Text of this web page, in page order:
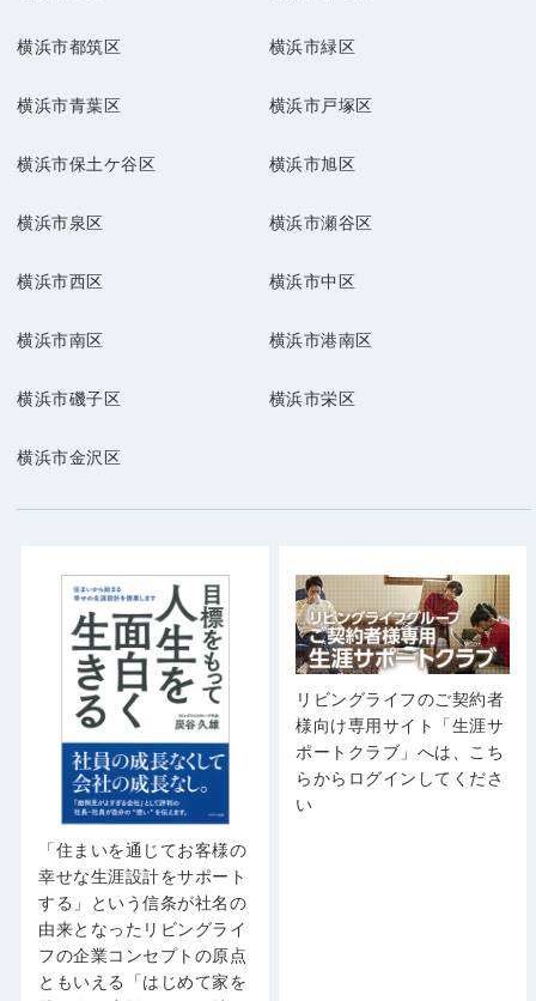
横浜市都筑区 横浜市緑区
横浜市青葉区 横浜市戸塚区
横浜市保土ケ谷区 横浜市旭区
横浜市泉区 横浜市瀬谷区
横浜市西区 横浜市中区
横浜市南区 横浜市港南区
横浜市磯子区 横浜市栄区
横浜市金沢区
「住まいを通じてお客様の
幸せな生涯設計をサポート
する」という信条が社名の
由来となったリビングライ
フの企業コンセプトの原点
ともいえる「はじめて家を
リビングライフのご契約者
様向け専用サイト「生涯サ
ポートクラブ」へは、こち
らからログインしてくださ
い